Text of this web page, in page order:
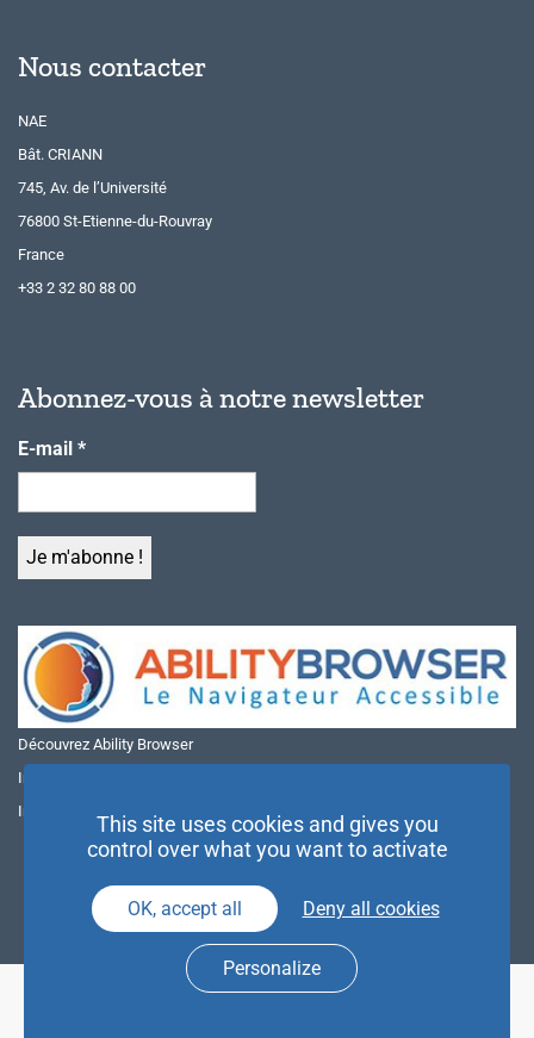
Nous contacter
NAE
Bât. CRIANN
745, Av. de l’Université
76800 St-Etienne-du-Rouvray
France
+33 2 32 80 88 00
Abonnez-vous à notre newsletter
E-mail *
Découvrez Ability Browser
Installer Ability Browser sur Windows
Installer Ability Browser sur Mac
Mentions légales|Politique de confidentialité
This site uses cookies and gives you
control over what you want to activate
OK, accept all Deny all cookies
Personalize